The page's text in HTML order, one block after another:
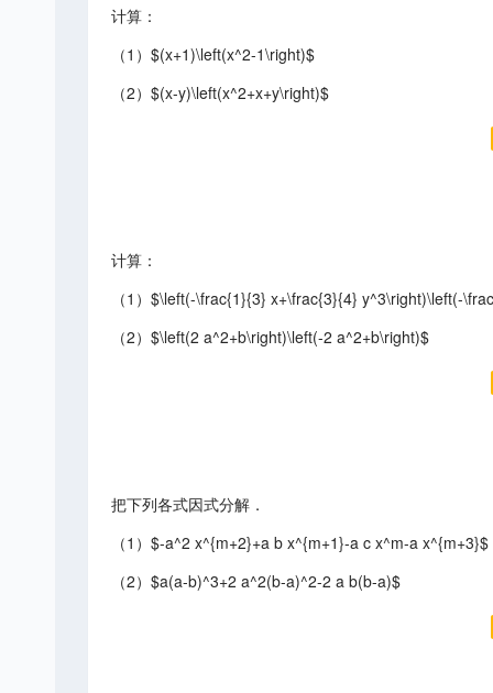
计算：
（1）$(x+1)\left(x^2-1\right)$
（2）$(x-y)\left(x^2+x+y\right)$
计算：
（1）$\left(-\frac{1}{3} x+\frac{3}{4} y^3\right)\left(-
（2）$\left(2 a^2+b\right)\left(-2 a^2+b\right)$
把下列各式因式分解．
（1）$-a^2 x^{m+2}+a b x^{m+1}-a c x^m-a x^{m+3}$
（2）$a(a-b)^3+2 a^2(b-a)^2-2 a b(b-a)$